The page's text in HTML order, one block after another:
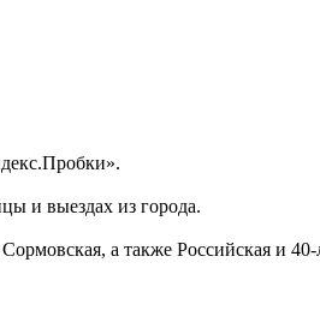
и выездах из города.
а также Российская и